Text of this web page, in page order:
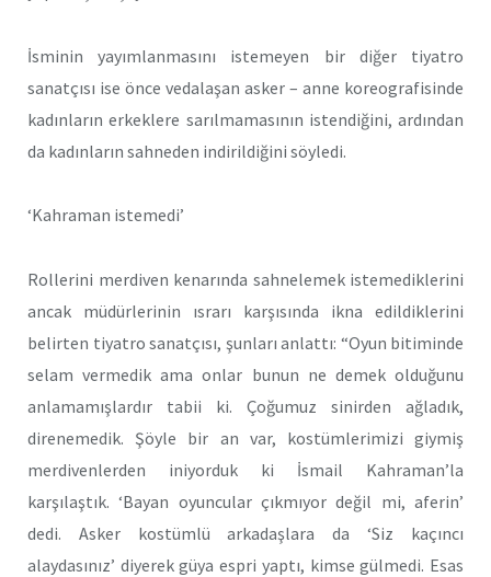
İsminin yayımlanmasını istemeyen bir diğer tiyatro
sanatçısı ise önce vedalaşan asker – anne koreografisinde
kadınların erkeklere sarılmamasının istendiğini, ardından
da kadınların sahneden indirildiğini söyledi.
‘Kahraman istemedi’
Rollerini merdiven kenarında sahnelemek istemediklerini
ancak müdürlerinin ısrarı karşısında ikna edildiklerini
belirten tiyatro sanatçısı, şunları anlattı: “Oyun bitiminde
selam vermedik ama onlar bunun ne demek olduğunu
anlamamışlardır tabii ki. Çoğumuz sinirden ağladık,
direnemedik. Şöyle bir an var, kostümlerimizi giymiş
merdivenlerden iniyorduk ki İsmail Kahraman’la
karşılaştık. ‘Bayan oyuncular çıkmıyor değil mi, aferin’
dedi. Asker kostümlü arkadaşlara da ‘Siz kaçıncı
alaydasınız’ diyerek güya espri yaptı, kimse gülmedi. Esas